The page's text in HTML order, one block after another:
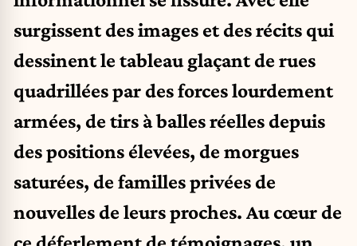
surgissent des images et des récits qui
dessinent le tableau glaçant de rues
quadrillées par des forces lourdement
armées, de tirs à balles réelles depuis
des positions élevées, de morgues
saturées, de familles privées de
nouvelles de leurs proches. Au cœur de